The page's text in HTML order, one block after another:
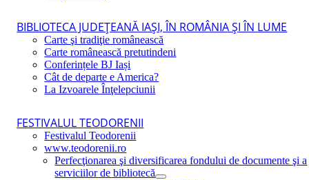
BIBLIOTECA JUDEŢEANĂ IAŞI, ÎN ROMÂNIA ŞI ÎN LUME
Carte şi tradiţie românească
Carte românească pretutindeni
Conferințele BJ Iași
Cât de departe e America?
La Izvoarele Înţelepciunii
FESTIVALUL TEODORENII
Festivalul Teodorenii
www.teodorenii.ro
Perfecţionarea şi diversificarea fondului de documente şi a
serviciilor de bibliotecă